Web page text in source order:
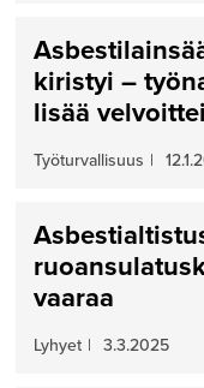
kiristyi –
lisää
Työturvallisuus |
vaaraa
Lyhyet | 3.3.2025